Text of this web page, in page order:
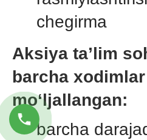
chegirma
Aksiya ta’lim
barcha
mo‘ljallangan:
barcha